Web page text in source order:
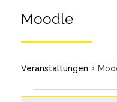
Moodle
Veranstaltungen